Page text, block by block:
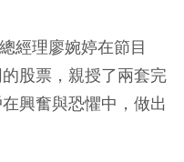
經理廖婉婷在節目
股票，親授了兩套完
興奮與恐懼中，做出